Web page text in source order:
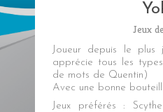
Jeux
Joueur depuis le
apprécie tous les
de mots de Quentin)
Avec une bonne
Jeux préférés :